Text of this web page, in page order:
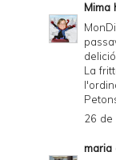
Mima
La
26 de
maria